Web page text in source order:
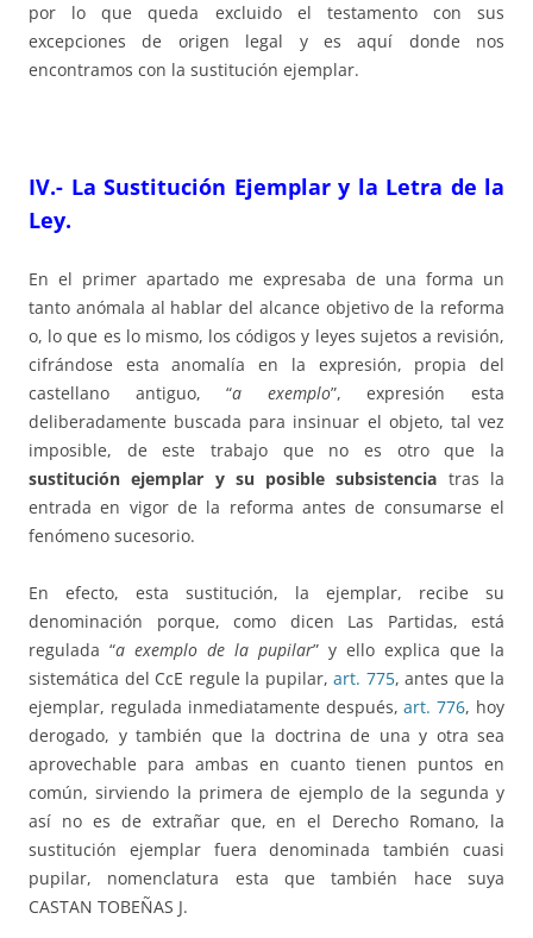
por lo que queda excluido el testamento con sus
excepciones de origen legal y es aquí donde nos
encontramos con la sustitución ejemplar.
IV.- La Sustitución Ejemplar y la Letra de la
Ley.
En el primer apartado me expresaba de una forma un
tanto anómala al hablar del alcance objetivo de la reforma
o, lo que es lo mismo, los códigos y leyes sujetos a revisión,
cifrándose esta anomalía en la expresión, propia del
castellano antiguo, “a exemplo”, expresión esta
deliberadamente buscada para insinuar el objeto, tal vez
imposible, de este trabajo que no es otro que la
sustitución ejemplar y su posible subsistencia tras la
entrada en vigor de la reforma antes de consumarse el
fenómeno sucesorio.
En efecto, esta sustitución, la ejemplar, recibe su
denominación porque, como dicen Las Partidas, está
regulada “a exemplo de la pupilar” y ello explica que la
sistemática del CcE regule la pupilar, art. 775, antes que la
ejemplar, regulada inmediatamente después,art. 776, hoy
derogado, y también que la doctrina de una y otra sea
aprovechable para ambas en cuanto tienen puntos en
común, sirviendo la primera de ejemplo de la segunda y
así no es de extrañar que, en el Derecho Romano, la
sustitución ejemplar fuera denominada también cuasi
pupilar, nomenclatura esta que también hace suya
CASTAN TOBEÑAS J.